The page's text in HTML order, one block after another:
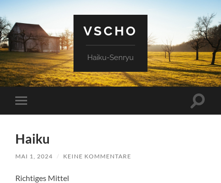
VSCHO
Haiku-Senryu
Mobile-
Menü
Haiku
MAI 1, 2024 / KEINE KOMMENTARE
Richtiges Mittel